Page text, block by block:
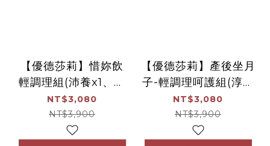
【優德莎莉】惜妳飲
輕調理組(沛養x1、滴
雞精x1)
NT$3,080
NT$3,900
【優德莎莉】產後坐月
子-輕調理呵護組(淳補
x1、滴雞精x1)
NT$3,080
NT$3,900